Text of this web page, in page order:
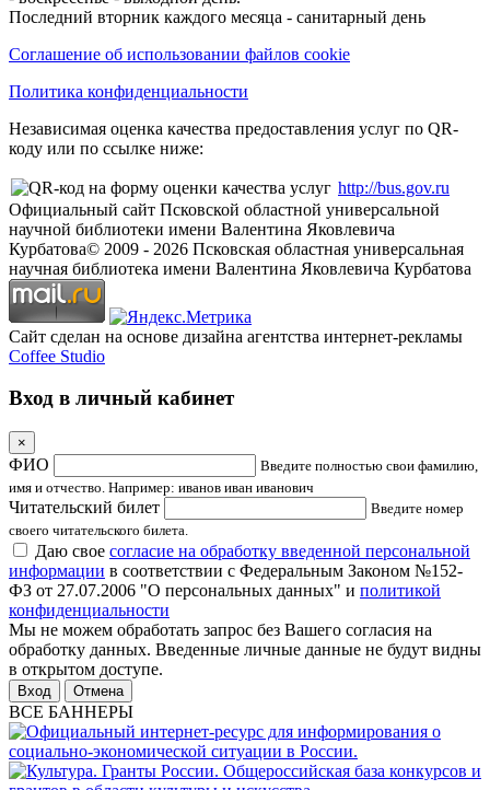
Последний вторник каждого месяца - санитарный день
Соглашение об использовании файлов cookie
Политика конфиденциальности
Независимая оценка качества предоставления услуг по QR-
коду или по ссылке ниже:
http://bus.gov.ru
Официальный сайт Псковской областной универсальной
научной библиотеки имени Валентина Яковлевича
Курбатова© 2009 - 2026 Псковская областная универсальная
научная библиотека имени Валентина Яковлевича Курбатова
Сайт сделан на основе дизайна агентства интернет-рекламы
Coffee Studio
Вход в личный кабинет
×
ФИО
Введите полностью свои фамилию,
имя и отчество. Например: иванов иван иванович
Читательский билет
Введите номер
своего читательского билета.
Даю свое согласие на обработку введенной персональной
информации в соответствии с Федеральным Законом №152-
ФЗ от 27.07.2006 "О персональных данных" и политикой
конфиденциальности
Мы не можем обработать запрос без Вашего согласия на
обработку данных. Введенные личные данные не будут видны
в открытом доступе.
Отмена
ВСЕ БАННЕРЫ